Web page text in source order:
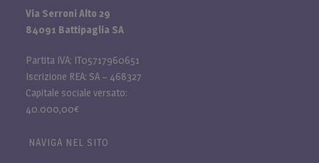
Via Serroni Alto 29
84091 Battipaglia SA
Partita IVA: IT05717960651
Iscrizione REA: SA – 468327
Capitale sociale versato:
40.000,00€
NAVIGA NEL SITO